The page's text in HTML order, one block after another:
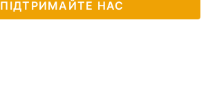
ПІДТРИМАЙТЕ НАС